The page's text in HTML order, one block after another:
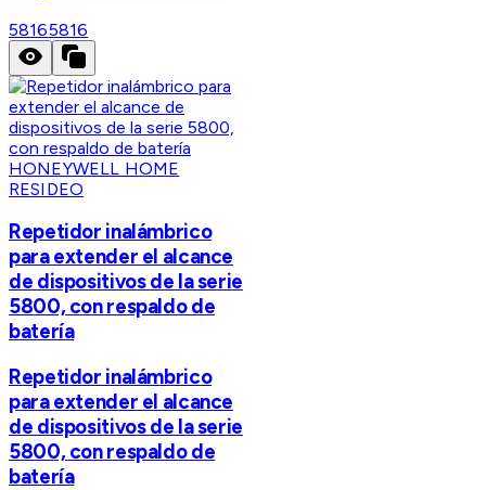
58165816
HONEYWELL HOME
RESIDEO
Repetidor inalámbrico
para extender el alcance
de dispositivos de la serie
5800, con respaldo de
batería
Repetidor inalámbrico
para extender el alcance
de dispositivos de la serie
5800, con respaldo de
batería